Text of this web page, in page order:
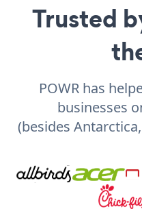
Trusted
POWR has
businesses
(besides